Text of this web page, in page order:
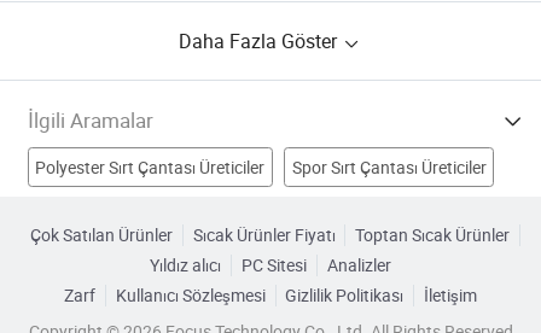
Daha Fazla Göster
İlgili Aramalar
Polyester Sırt Çantası Üreticiler Spor Sırt Çantası Üreticiler
Okul Sırt Çantası Fabrikalar
Çok Satılan Ürünler Sıcak Ürünler Fiyatı
Toptan Sıcak Ürünler
Yıldız alıcı
PC Sitesi
Analizler
Zarf
Kullanıcı Sözleşmesi Gizlilik Politikası
İletişim